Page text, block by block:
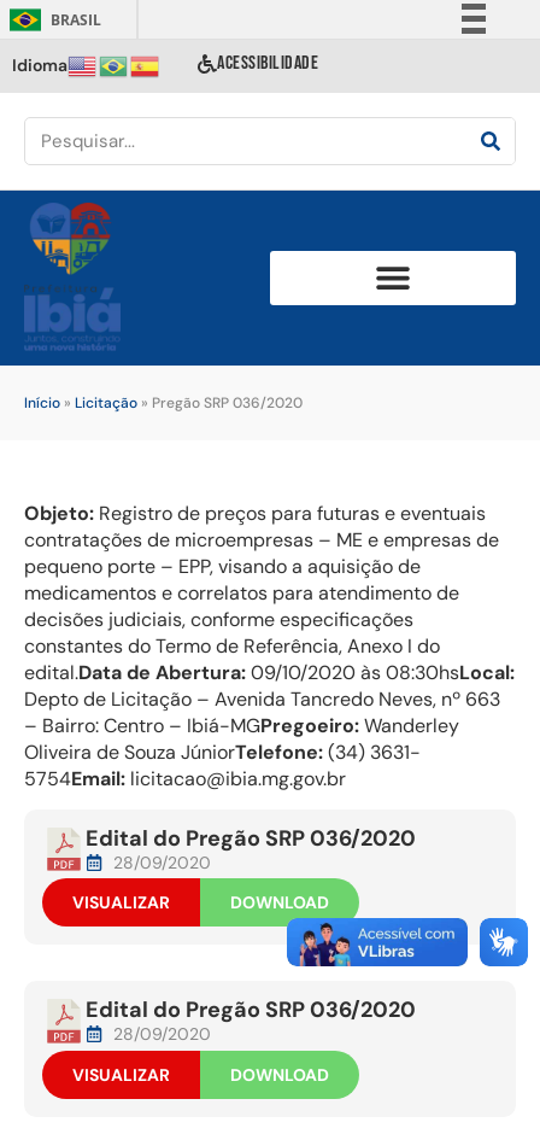
BRASIL
Comunica BR
Acesso à informação
Idioma ACESSIBILIDADE
Início » Licitação » Pregão SRP 036/2020
Objeto: Registro de preços para futuras e eventuais
contratações de microempresas – ME e empresas de
pequeno porte – EPP, visando a aquisição de
medicamentos e correlatos para atendimento de
decisões judiciais, conforme especificações
constantes do Termo de Referência, Anexo I do
edital.Data de Abertura:09/10/2020 às 08:30hsLocal:
Depto de Licitação – Avenida Tancredo Neves, nº 663
– Bairro: Centro – Ibiá-MGPregoeiro:Wanderley
Oliveira de Souza JúniorTelefone:(34) 3631-
5754Email: licitacao@ibia.mg.gov.br
Edital do Pregão SRP 036/2020
28/09/2020
VISUALIZAR
DOWNLOAD
Edital do Pregão SRP 036/2020
28/09/2020
VISUALIZAR
DOWNLOAD